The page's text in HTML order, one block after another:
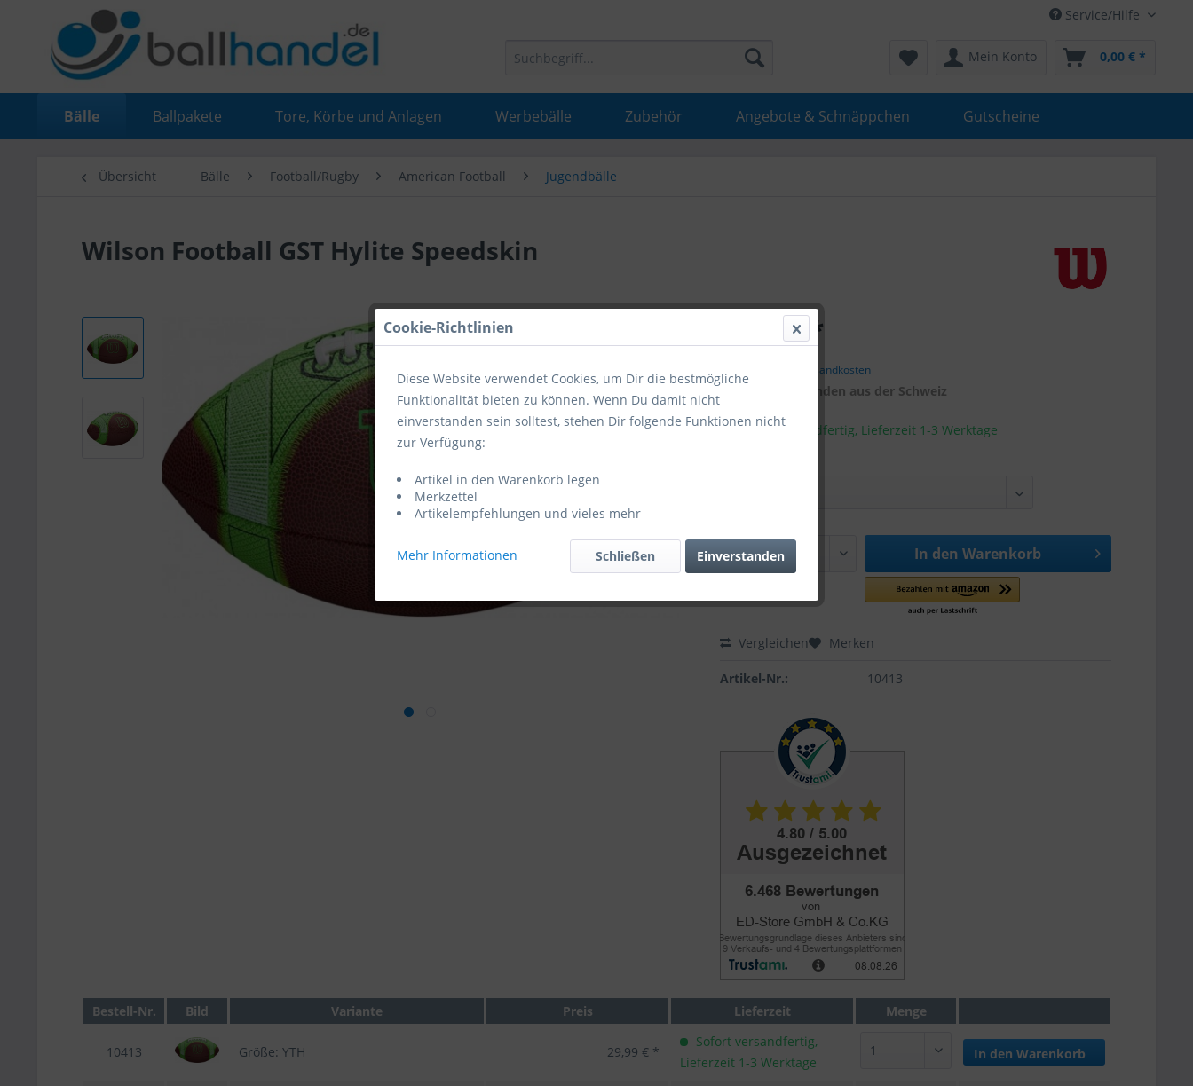
Service/Hilfe
Mein Konto 0,00 € *
Bälle Ballpakete Tore, Körbe und Anlagen Werbebälle Zubehör Angebote & Schnäppchen Gutscheine
Übersicht Bälle Football/Rugby American Football Jugendbälle
Wilson Football GST Hylite Speedskin
29,99 € *
inkl. Versandkosten
Kunden aus der Schweiz
Sofort versandfertig, Lieferzeit 1-3 Werktage
In den Warenkorb
Vergleichen Merken
Artikel-Nr.: 10413
Bestell-Nr. Bild Variante Preis Lieferzeit Menge
10413 Größe: YTH 29,99 € *
Sofort versandfertig,
Lieferzeit 1-3 Werktage
In den Warenkorb
Cookie-Richtlinien
Diese Website verwendet Cookies, um Dir die bestmögliche
Funktionalität bieten zu können. Wenn Du damit nicht
einverstanden sein solltest, stehen Dir folgende Funktionen nicht
zur Verfügung:
Artikel in den Warenkorb legen
Merkzettel
Artikelempfehlungen und vieles mehr
Mehr Informationen Einverstanden
Schließen